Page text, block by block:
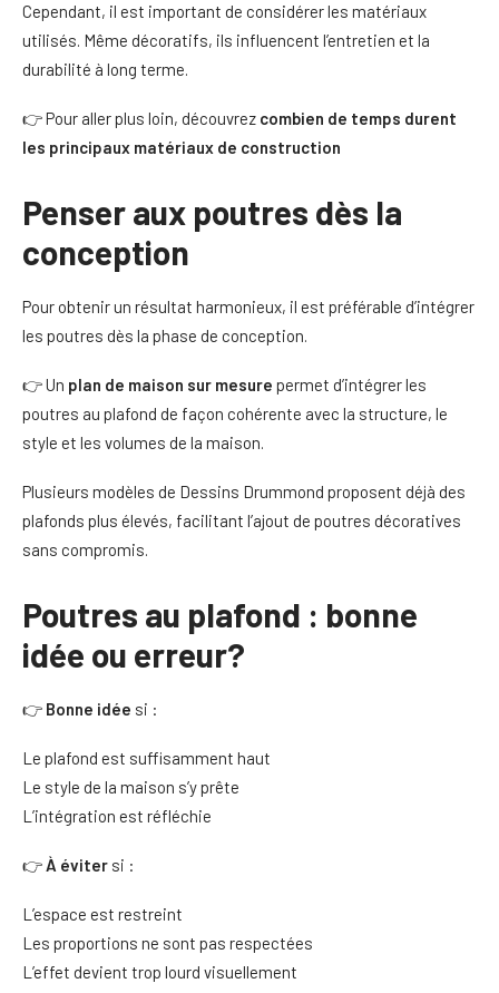
Cependant, il est important de considérer les matériaux
utilisés. Même décoratifs, ils influencent l’entretien et la
durabilité à long terme.
👉 Pour aller plus loin, découvrez combien de temps durent
les principaux matériaux de construction
Penser aux poutres dès la
conception
Pour obtenir un résultat harmonieux, il est préférable d’intégrer
les poutres dès la phase de conception.
👉 Un plan de maison sur mesure permet d’intégrer les
poutres au plafond de façon cohérente avec la structure, le
style et les volumes de la maison.
Plusieurs modèles de Dessins Drummond proposent déjà des
plafonds plus élevés, facilitant l’ajout de poutres décoratives
sans compromis.
Poutres au plafond : bonne
idée ou erreur?
👉 Bonne idée si :
Le plafond est suffisamment haut
Le style de la maison s’y prête
L’intégration est réfléchie
👉À éviter si :
L’espace est restreint
Les proportions ne sont pas respectées
L’effet devient trop lourd visuellement